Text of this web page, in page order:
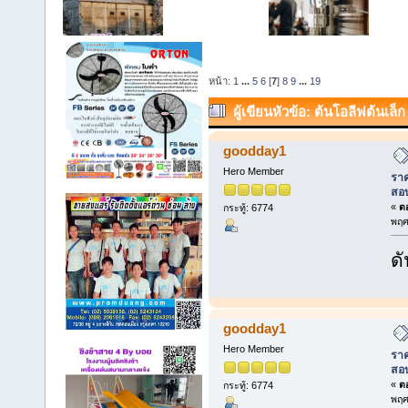
หน้า: 1 ... 5 6 [7] 8 9 ... 19
ผู้เขียนหัวข้อ: ต้นโอลีฟต้นเล็
สอบถาม 086-9748573. (อ่าน
goodday1
Hero Member
กระทู้: 6774
รา
สอ
« ต
พฤ
ดั
goodday1
Hero Member
กระทู้: 6774
รา
สอ
« ต
พฤ